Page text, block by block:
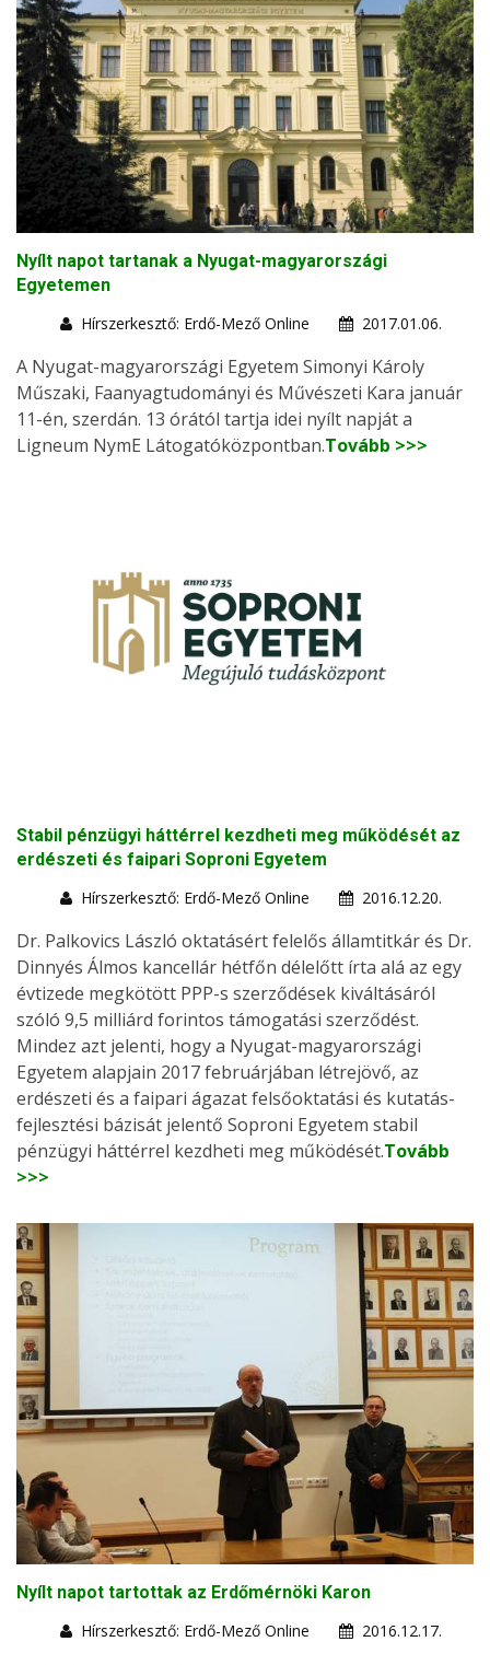
Nyílt napot tartanak a Nyugat-magyarországi
Egyetemen
Hírszerkesztő: Erdő-Mező Online
2017.01.06.
A Nyugat-magyarországi Egyetem Simonyi Károly
Műszaki, Faanyagtudományi és Művészeti Kara január
11-én, szerdán. 13 órától tartja idei nyílt napját a
Ligneum NymE Látogatóközpontban.Tovább >>>
Stabil pénzügyi háttérrel kezdheti meg működését az
erdészeti és faipari Soproni Egyetem
Hírszerkesztő: Erdő-Mező Online
2016.12.20.
Dr. Palkovics László oktatásért felelős államtitkár és Dr.
Dinnyés Álmos kancellár hétfőn délelőtt írta alá az egy
évtizede megkötött PPP-s szerződések kiváltásáról
szóló 9,5 milliárd forintos támogatási szerződést.
Mindez azt jelenti, hogy a Nyugat-magyarországi
Egyetem alapjain 2017 februárjában létrejövő, az
erdészeti és a faipari ágazat felsőoktatási és kutatás-
fejlesztési bázisát jelentő Soproni Egyetem stabil
pénzügyi háttérrel kezdheti meg működését.Tovább
>>>
Nyílt napot tartottak az Erdőmérnöki Karon
Hírszerkesztő: Erdő-Mező Online
2016.12.17.